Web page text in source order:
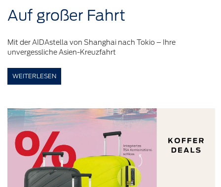
Auf großer Fahrt
Mit der AIDAstella von Shanghai nach Tokio – Ihre
unvergessliche Asien-Kreuzfahrt
WEITERLESEN